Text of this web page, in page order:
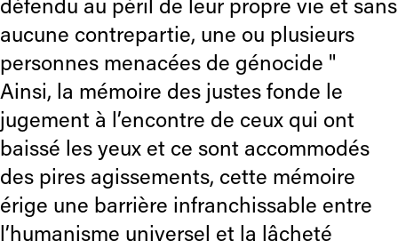
défendu au péril de leur propre vie et sans
aucune contrepartie, une ou plusieurs
personnes menacées de génocide "
Ainsi, la mémoire des justes fonde le
jugement à l’encontre de ceux qui ont
baissé les yeux et ce sont accommodés
des pires agissements, cette mémoire
érige une barrière infranchissable entre
l’humanisme universel et la lâcheté